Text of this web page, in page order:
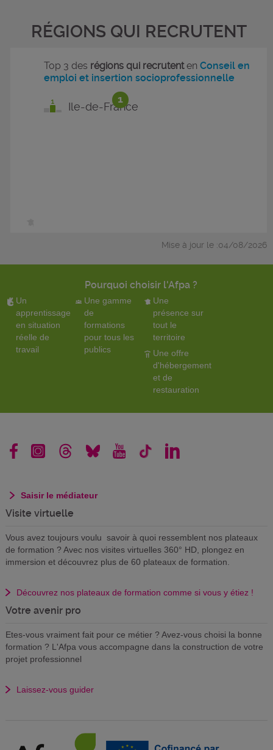
RÉGIONS QUI RECRUTENT
1
Top 3 des régions qui recrutentenConseil en
emploi et insertion socioprofessionnelle
Ile-de-France
Mise à jour le :04/08/2026
Pourquoi choisir l'Afpa ?
Un
apprentissage
en situation
réelle de
travail
Une gamme
de
formations
pour tous les
publics
Une
présence sur
tout le
territoire
Une offre
d'hébergement
et de
restauration
Saisir le médiateur
Visite virtuelle
Vous avez toujours voulu savoir à quoi ressemblent nos plateaux
de formation ? Avec nos visites virtuelles 360° HD, plongez en
immersion et découvrez plus de 60 plateaux de formation.
Découvrez nos plateaux de formation comme si vous y étiez !
Votre avenir pro
Etes-vous vraiment fait pour ce métier ? Avez-vous choisi la bonne
formation ? L'Afpa vous accompagne dans la construction de votre
projet professionnel
Laissez-vous guider